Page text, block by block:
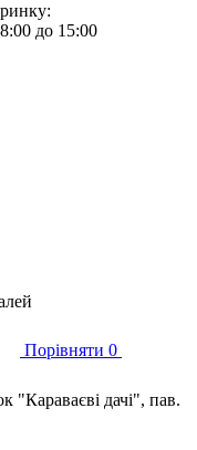
до 15:00
Порівняти 0
"Караваєві дачі", пав.